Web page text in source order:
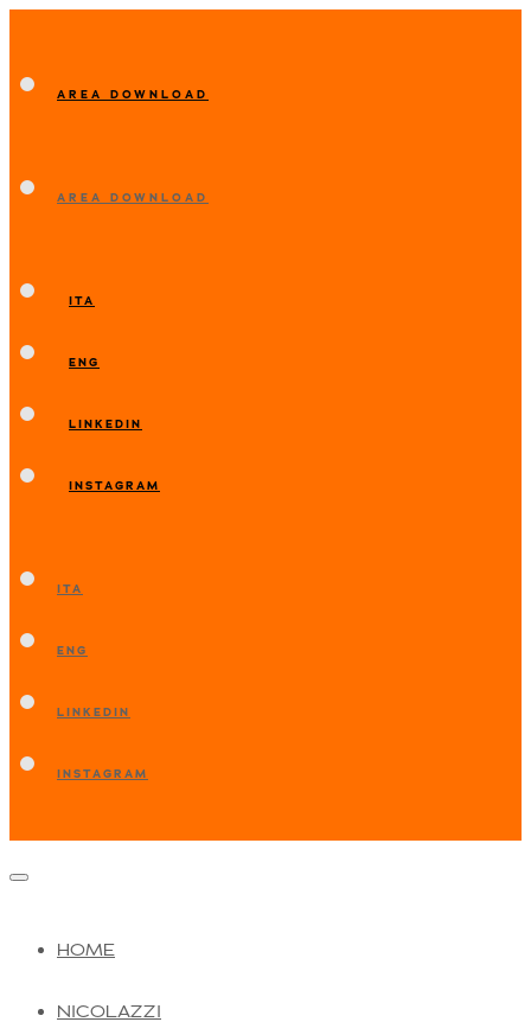
AREA DOWNLOAD
AREA DOWNLOAD
ITA
ENG
LINKEDIN
INSTAGRAM
ITA
ENG
LINKEDIN
INSTAGRAM
HOME
NICOLAZZI